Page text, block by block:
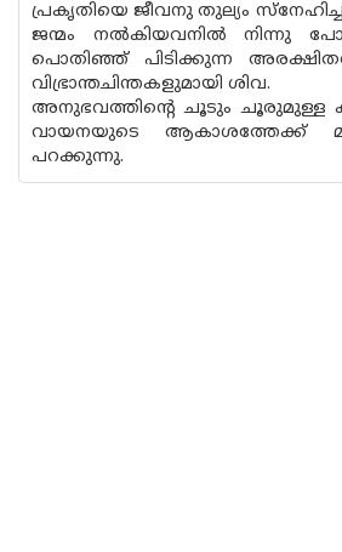
പ്രകൃതിയെ ജീവനു തുല്യം സ്‌നേഹിച്ച
ജന്മം നല്‍കിയവനില്‍ നിന്നു
പൊതിഞ്ഞ് പിടിക്കുന്ന
വിഭ്രാന്തചിന്തകളുമായി ശിവ.
അനുഭവത്തിന്റെ ചൂടും ചൂരുമുള്ള
വായനയുടെ ആകാശത്തേക്ക്
പറക്കുന്നു.